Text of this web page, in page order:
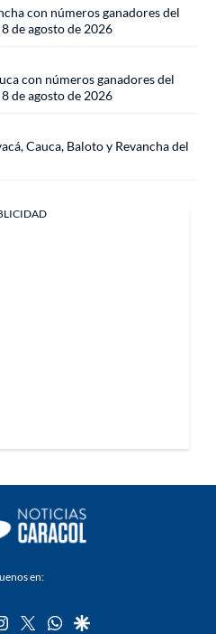
con números ganadores del
de agosto de 2026
con números ganadores del
de agosto de 2026
Cauca, Baloto y Revancha del
en:
instagram
twitterwhatsapp
google